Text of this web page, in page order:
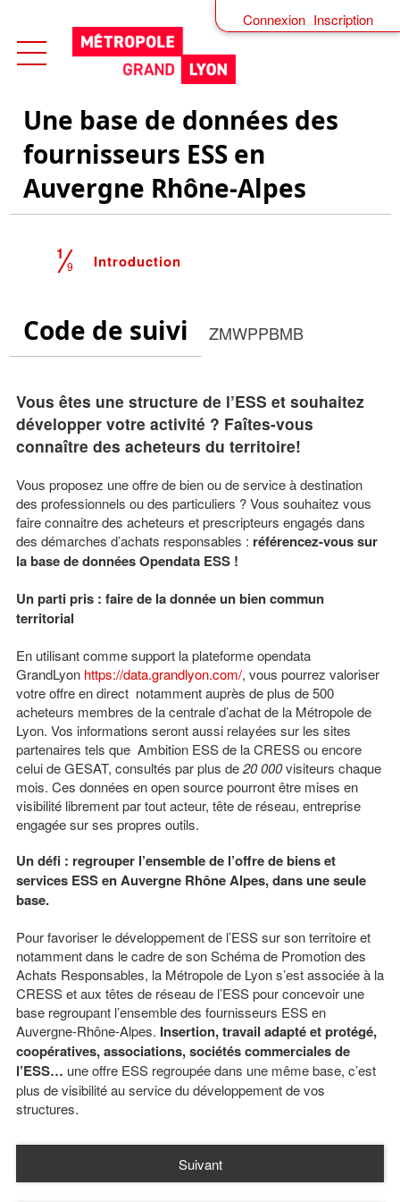
Connexion Inscription
Ouvrir le menu
Une base de données des
fournisseurs ESS en
Auvergne Rhône-Alpes
Code de suivi ZMWPPBMB
1
9 Introduction(étape courante)
Vous êtes une structure de l’ESS et souhaitez
développer votre activité ? Faîtes-vous
connaître des acheteurs du territoire!
Vous proposez une offre de bien ou de service à destination
des professionnels ou des particuliers ? Vous souhaitez vous
faire connaitre des acheteurs et prescripteurs engagés dans
des démarches d’achats responsables : référencez-vous sur
la base de données Opendata ESS !
Un parti pris : faire de la donnée un bien commun
territorial
En utilisant comme support la plateforme opendata
GrandLyon https://data.grandlyon.com/, vous pourrez valoriser
votre offre en direct notamment auprès de plus de 500
acheteurs membres de la centrale d’achat de la Métropole de
Lyon. Vos informations seront aussi relayées sur les sites
partenaires tels que Ambition ESS de la CRESS ou encore
celui de GESAT, consultés par plus de20 000visiteurs chaque
mois. Ces données en open source pourront être mises en
visibilité librement par tout acteur, tête de réseau, entreprise
engagée sur ses propres outils.
Un défi : regrouper l’ensemble de l’offre de biens et
services ESS en Auvergne Rhône Alpes, dans une seule
base.
Pour favoriser le développement de l’ESS sur son territoire et
notamment dans le cadre de son Schéma de Promotion des
Achats Responsables, la Métropole de Lyon s’est associée à la
CRESS et aux têtes de réseau de l’ESS pour concevoir une
base regroupant l’ensemble des fournisseurs ESS en
Auvergne-Rhône-Alpes. Insertion, travail adapté et protégé,
coopératives, associations, sociétés commerciales de
l’ESS… une offre ESS regroupée dans une même base, c’est
plus de visibilité au service du développement de vos
structures.
Suivant